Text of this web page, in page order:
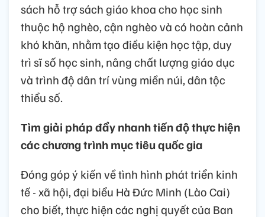
sách hỗ trợ sách giáo khoa cho học sinh
thuộc hộ nghèo, cận nghèo và có hoàn cảnh
khó khăn, nhằm tạo điều kiện học tập, duy
trì sĩ số học sinh, nâng chất lượng giáo dục
và trình độ dân trí vùng miền núi, dân tộc
thiểu số.
Tìm giải pháp đẩy nhanh tiến độ thực hiện
các chương trình mục tiêu quốc gia
Đóng góp ý kiến về tình hình phát triển kinh
tế - xã hội, đại biểu Hà Đức Minh (Lào Cai)
cho biết, thực hiện các nghị quyết của Ban